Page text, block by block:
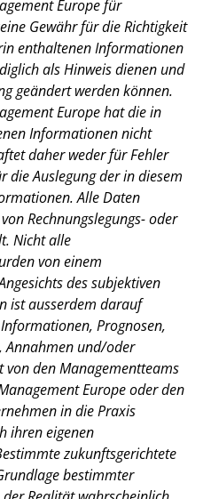
Europe für
Gewähr für die Richtigkeit
enthaltenen Informationen
als Hinweis dienen und
geändert werden können.
Europe hat die in
Informationen nicht
daher weder für Fehler
die Auslegung der in diesem
Alle Daten
Rechnungslegungs- oder
Nicht alle
von einem
des subjektiven
ist ausserdem darauf
Prognosen,
Annahmen und/oder
den Managementteams
Europe oder den
in die Praxis
ihren eigenen
zukunftsgerichtete
bestimmter